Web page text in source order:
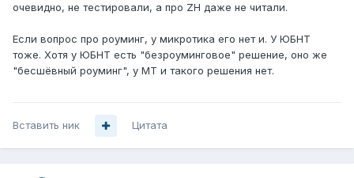
очевидно, не тестировали, а про ZH даже не читали.
Если вопрос про роуминг, у микротика его нет и. У ЮБНТ
тоже. Хотя у ЮБНТ есть "безроуминговое" решение, оно же
"бесшёвный роуминг", у МТ и такого решения нет.
Вставить ник Цитата